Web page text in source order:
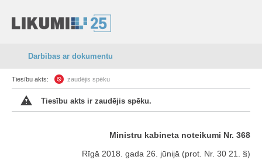
Darbības ar dokumentu
Tiesību akts: zaudējis spēku
Tiesību akts ir zaudējis spēku.
Ministru kabineta noteikumi Nr. 368
Rīgā 2018. gada 26. jūnijā (prot. Nr. 30 21. §)